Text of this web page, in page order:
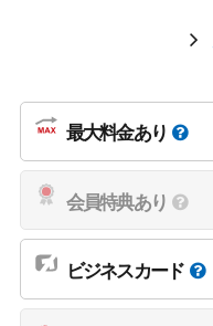
最大料金あり
会員特典あり
ビジネスカード